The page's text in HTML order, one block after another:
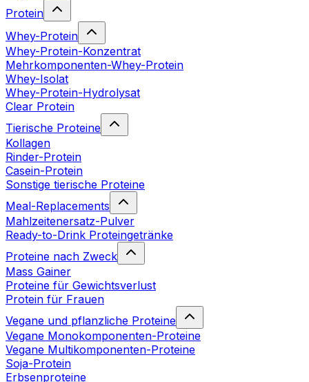
Protein
Whey-Protein
Whey-Protein-Konzentrat
Mehrkomponenten-Whey-Protein
Whey-Isolat
Whey-Protein-Hydrolysat
Clear Protein
Tierische Proteine
Kollagen
Rinder-Protein
Casein-Protein
Sonstige tierische Proteine
Meal-Replacements
Mahlzeitenersatz-Pulver
Ready-to-Drink Proteingetränke
Proteine nach Zweck
Mass Gainer
Proteine für Gewichtsverlust
Protein für Frauen
Vegane und pflanzliche Proteine
Vegane Monokomponenten-Proteine
Vegane Multikomponenten-Proteine
Soja-Protein
Erbsenproteine